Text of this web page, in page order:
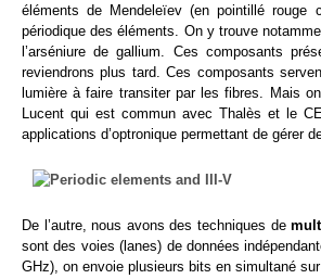
éléments de Mendeleïev (en pointillé rouge
périodique des éléments. On y trouve
l’arséniure de gallium. Ces composants
reviendrons plus tard. Ces composants
lumière à faire transiter par les fibres. Mais
Lucent qui est commun avec Thalès et le
applications d’optronique permettant de gérer
De l’autre, nous avons des techniques de
sont des voies (lanes) de données
GHz), on envoie plusieurs bits en simultané